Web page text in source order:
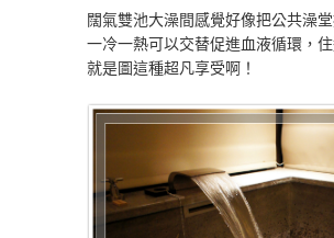
闊氣雙池大澡間感覺好像把公共澡
一冷一熱可以交替促進血液循環，
就是圖這種超凡享受啊！